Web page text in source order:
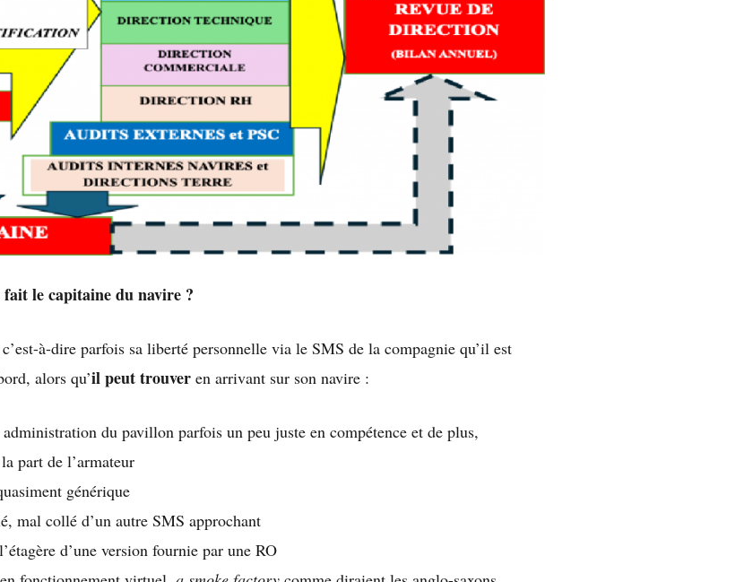
le capitaine du navire ?
à-dire parfois sa liberté personnelle via le SMS de la compagnie qu’il est
alors qu’il peut trouver en arrivant sur son navire :
du pavillon parfois un peu juste en compétence et de plus,
part de l’armateur
générique
mal collé d’un autre SMS approchant
d’une version fournie par une RO